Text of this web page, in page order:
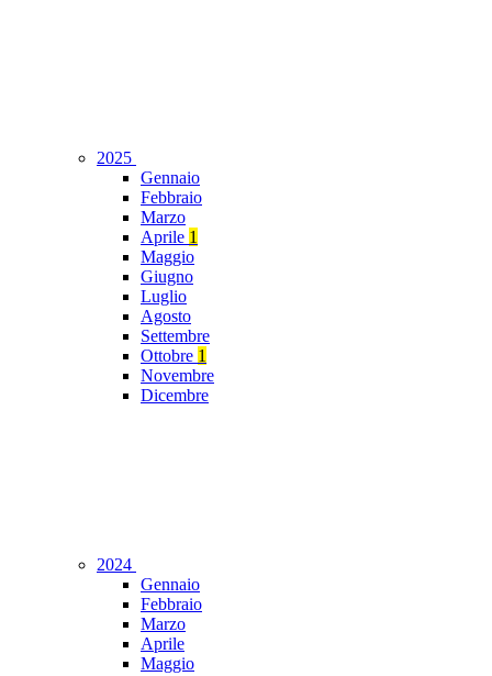
2025
Gennaio
Febbraio
Marzo
Aprile 1
Maggio
Giugno
Luglio
Agosto
Settembre
Ottobre 1
Novembre
Dicembre
2024
Gennaio
Febbraio
Marzo
Aprile
Maggio